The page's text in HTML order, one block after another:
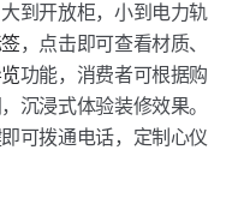
到开放柜，小到电力轨
，点击即可查看材质、
功能，消费者可根据购
沉浸式体验装修效果。
可拨通电话，定制心仪